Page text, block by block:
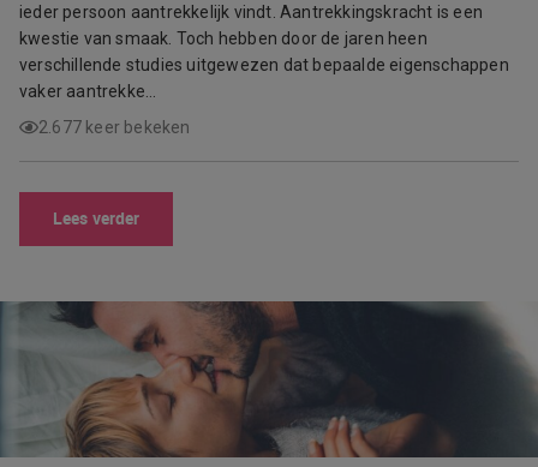
ieder persoon aantrekkelijk vindt. Aantrekkingskracht is een
kwestie van smaak. Toch hebben door de jaren heen
verschillende studies uitgewezen dat bepaalde eigenschappen
vaker aantrekke…
2.677 keer bekeken
Lees verder